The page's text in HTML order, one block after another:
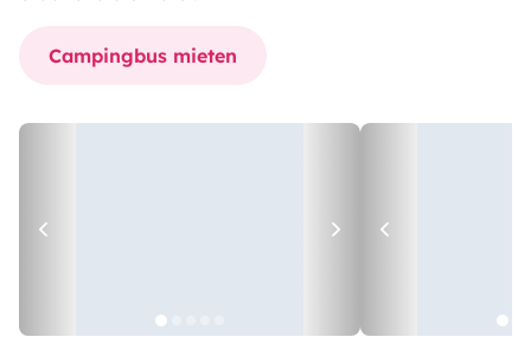
Campingbus mieten